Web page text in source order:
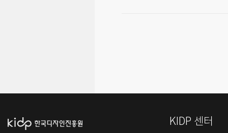
KIDP 센터